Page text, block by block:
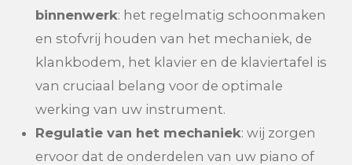
binnenwerk: het regelmatig schoonmaken
en stofvrij houden van het mechaniek, de
klankbodem, het klavier en de klaviertafel is
van cruciaal belang voor de optimale
werking van uw instrument.
Regulatie van het mechaniek: wij zorgen
ervoor dat de onderdelen van uw piano of